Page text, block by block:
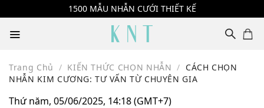
to
content
1500 MẪU NHẪN CƯỚI THIẾT KẾ
Trang Chủ / KIẾN THỨC CHỌN NHẪN / CÁCH CHỌN
NHẪN KIM CƯƠNG: TƯ VẤN TỪ CHUYÊN GIA
Thứ năm, 05/06/2025, 14:18 (GMT+7)